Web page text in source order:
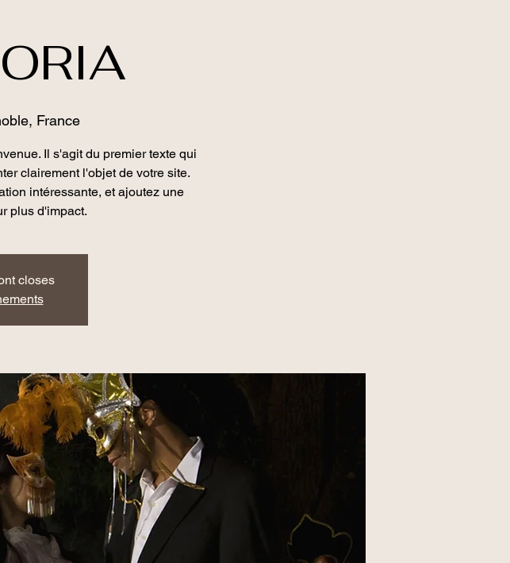
France
Il s'agit du premier texte qui
clairement l'objet de votre site.
intéressante, et ajoutez une
plus d'impact.
closes